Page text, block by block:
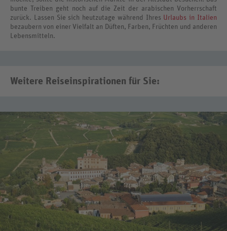
bunte Treiben geht noch auf die Zeit der arabischen Vorherrschaft
zurück. Lassen Sie sich heutzutage während Ihres Urlaubs in Italien
bezaubern von einer Vielfalt an Düften, Farben, Früchten und anderen
Lebensmitteln.
Weitere Reiseinspirationen für Sie: